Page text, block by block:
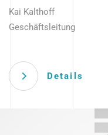
Kai Kalthoff
Geschäftsleitung
Details